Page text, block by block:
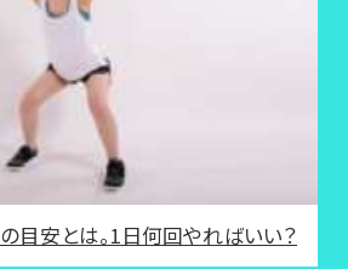
目安とは。1日何回やればいい？